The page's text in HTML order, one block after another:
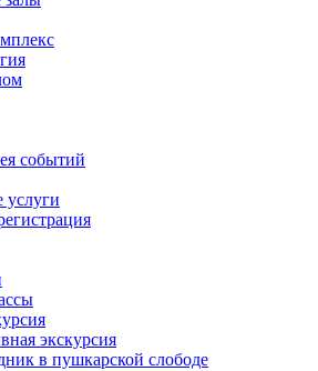
событий
услуги
экскурсия
в пушкарской слободе